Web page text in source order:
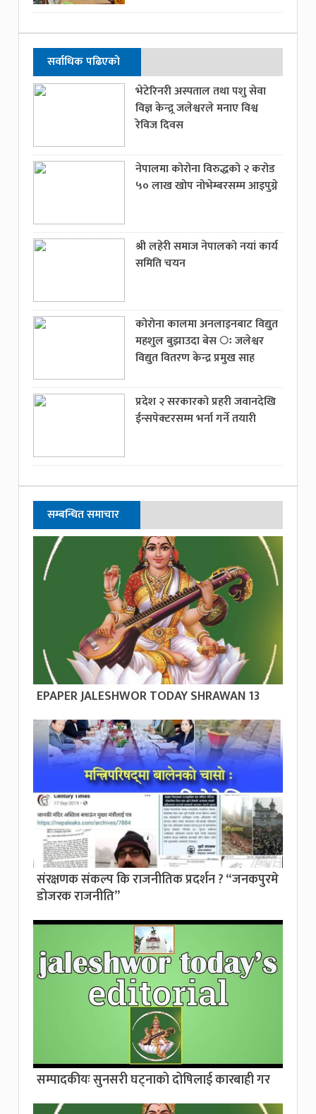
सर्वाधिक पढिएको
भेटेरिनरी अस्पताल तथा पशु सेवा
विज्ञ केन्द्र्र जलेश्वरले मनाए विश्व
रेविज दिवस
नेपालमा कोरोना विरुद्धको २ करोड
५० लाख खोप नोभेम्बरसम्म आइपुग्ने
श्री लहेरी समाज नेपालको नयां कार्य
समिति चयन
कोरोना कालमा अनलाइनबाट विद्युत
महशुल बुझाउदा बेस ः जलेश्वर
विद्युत वितरण केन्द्र प्रमुख साह
प्रदेश २ सरकारको प्रहरी जवानदेखि
ईन्सपेक्टरसम्म भर्ना गर्ने तयारी
सम्बन्धित समाचार
EPAPER JALESHWOR TODAY SHRAWAN 13
संरक्षणक संकल्प कि राजनीतिक प्रदर्शन ? “जनकपुरमे
डोजरक राजनीति”
सम्पादकीयः सुनसरी घट्नाको दोषिलाई कारबाही गर